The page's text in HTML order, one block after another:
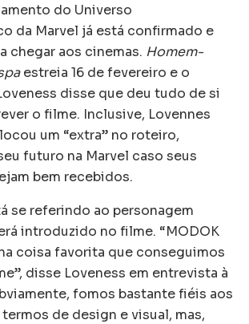
do Universo
da Marvel já está confirmado e
chegar aos cinemas. Homem-
estreia 16 de fevereiro e o
disse que deu tudo de si
o filme. Inclusive, Lovennes
um “extra” no roteiro,
futuro na Marvel caso seus
bem recebidos.
se referindo ao personagem
introduzido no filme. “MODOK
coisa favorita que conseguimos
disse Loveness em entrevista à
fomos bastante fiéis aos
de design e visual, mas,